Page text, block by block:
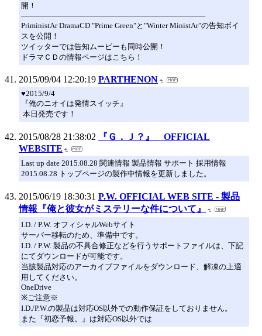
開！
───────────────────────────────────
PriministAr DramaCD "Prime Green"と"Winter MinistAr"の告知ボイ
スを公開！
ツイッターでは告知ムービーも同時公開！
ドラマＣＤの情報ページはこちら！
2015/09/04 12:20:19 PARTHENON
♥2015/9/4
『俺のニオイは発情スイッチ』
本日発売です！
2015/08/28 21:38:02
『Ｇ．Ｊ？』 OFFICIAL
WEBSITE
Last up date 2015.08.28 関連情報 製品情報 サポート 採用情報
2015.08.28 トップページの製作中情報を更新しました。
2015/06/19 18:30:31 P.W. OFFICIAL WEB SITE - 製品
情報『俺と彼女がミステリーな件について』
I.D. / P.W. オフィシャルWebサイト
サーバー移転のため、準備中です。
I.D. / P.W. 製品の不具合修正などを行うサポートファイルは、下記
にてダウンロードが可能です。
当該製品対応のアーカイブファイルをダウンロード、解凍の上適
用してください。
OneDrive
※ご注意※
I.D./P.W.の製品は対応OS以外での動作保証をしておりません。
また『初恋予報。』は対応OS以外では